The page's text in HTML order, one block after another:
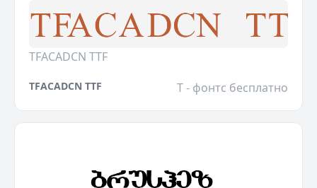
TFACADCN TTF
TFACADCN TTF T - фонтс бесплатно